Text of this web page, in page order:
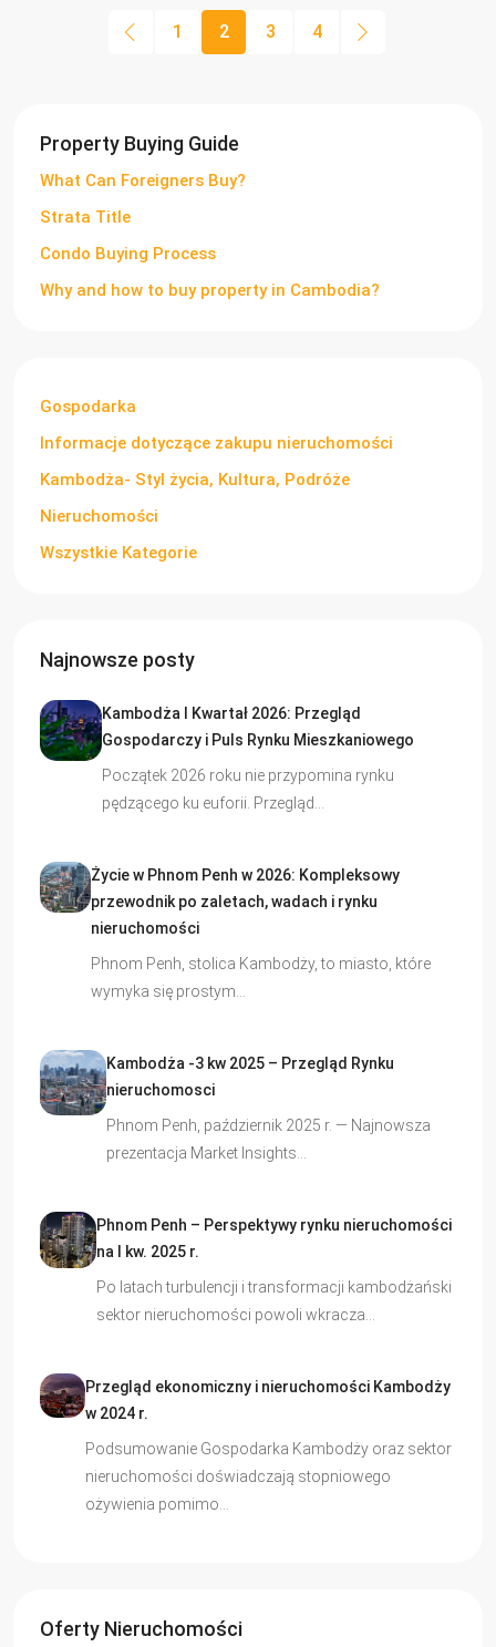
1 2 3 4
Property Buying Guide
What Can Foreigners Buy?
Strata Title
Condo Buying Process
Why and how to buy property in Cambodia?
Gospodarka
Informacje dotyczące zakupu nieruchomości
Kambodża- Styl życia, Kultura, Podróże
Nieruchomości
Wszystkie Kategorie
Najnowsze posty
Kambodża I Kwartał 2026: Przegląd
Gospodarczy i Puls Rynku Mieszkaniowego
Początek 2026 roku nie przypomina rynku
pędzącego ku euforii. Przegląd…
Życie w Phnom Penh w 2026: Kompleksowy
przewodnik po zaletach, wadach i rynku
nieruchomości
Phnom Penh, stolica Kambodży, to miasto, które
wymyka się prostym…
Kambodża -3 kw 2025 – Przegląd Rynku
nieruchomosci
Phnom Penh, październik 2025 r. — Najnowsza
prezentacja Market Insights…
Phnom Penh – Perspektywy rynku nieruchomości
na I kw. 2025 r.
Po latach turbulencji i transformacji kambodżański
sektor nieruchomości powoli wkracza…
Przegląd ekonomiczny i nieruchomości Kambodży
w 2024 r.
Podsumowanie Gospodarka Kambodży oraz sektor
nieruchomości doświadczają stopniowego
ożywienia pomimo…
Oferty Nieruchomości